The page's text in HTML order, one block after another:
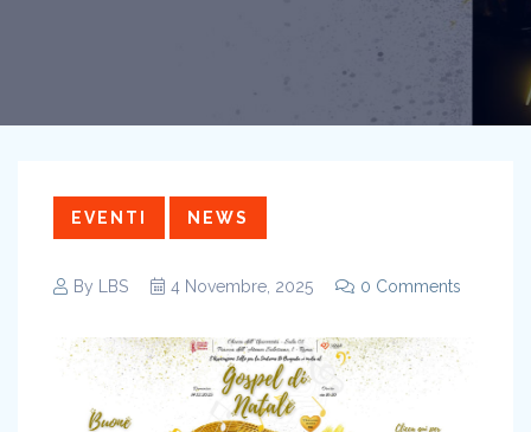
EVENTI NEWS
By LBS 4 Novembre, 2025 0 Comments